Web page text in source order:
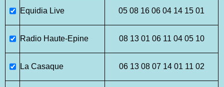
Equidia Live 05 08 16 06 04 14 15 01
Radio Haute-Epine 08 13 01 06 11 04 05 10
La Casaque 06 13 08 07 14 01 11 02